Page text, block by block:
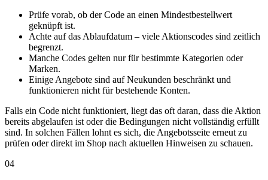
Prüfe vorab, ob der Code an einen Mindestbestellwert
geknüpft ist.
Achte auf das Ablaufdatum – viele Aktionscodes sind zeitlich
begrenzt.
Manche Codes gelten nur für bestimmte Kategorien oder
Marken.
Einige Angebote sind auf Neukunden beschränkt und
funktionieren nicht für bestehende Konten.
Falls ein Code nicht funktioniert, liegt das oft daran, dass die Aktion
bereits abgelaufen ist oder die Bedingungen nicht vollständig erfüllt
sind. In solchen Fällen lohnt es sich, die Angebotsseite erneut zu
prüfen oder direkt im Shop nach aktuellen Hinweisen zu schauen.
04